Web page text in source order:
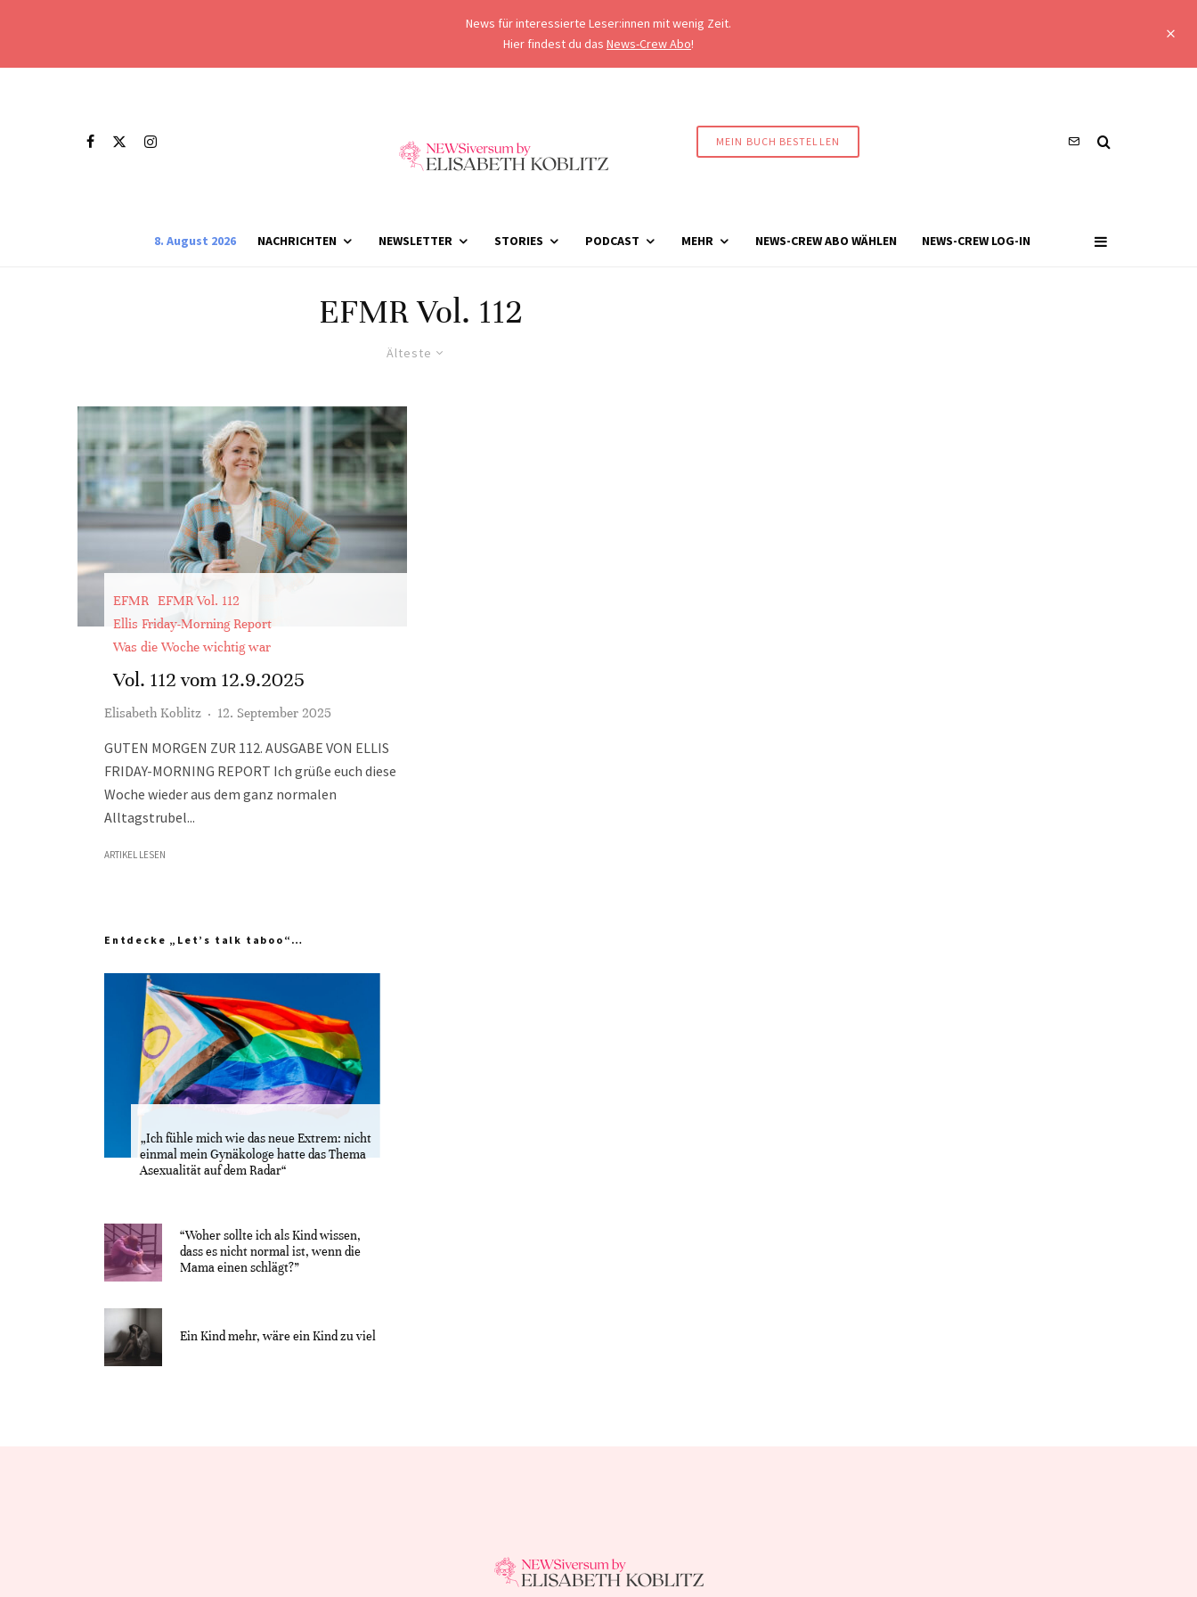
News für interessierte Leser:innen mit wenig Zeit.
Hier findest du das News-Crew Abo!
MEIN BUCH BESTELLEN
8. August 2026 NACHRICHTEN NEWSLETTER STORIES PODCAST MEHR NEWS-CREW ABO WÄHLEN NEWS-CREW LOG-IN
EFMR Vol. 112
Älteste
EFMR EFMR Vol. 112
Ellis Friday-Morning Report
Was die Woche wichtig war
Vol. 112 vom 12.9.2025
Elisabeth Koblitz · 12. September 2025
GUTEN MORGEN ZUR 112. AUSGABE VON ELLIS
FRIDAY-MORNING REPORT Ich grüße euch diese
Woche wieder aus dem ganz normalen
Alltagstrubel...
ARTIKEL LESEN
Entdecke „Let’s talk taboo“…
„Ich fühle mich wie das neue Extrem: nicht
einmal mein Gynäkologe hatte das Thema
Asexualität auf dem Radar“
“Woher sollte ich als Kind wissen,
dass es nicht normal ist, wenn die
Mama einen schlägt?”
Ein Kind mehr, wäre ein Kind zu viel